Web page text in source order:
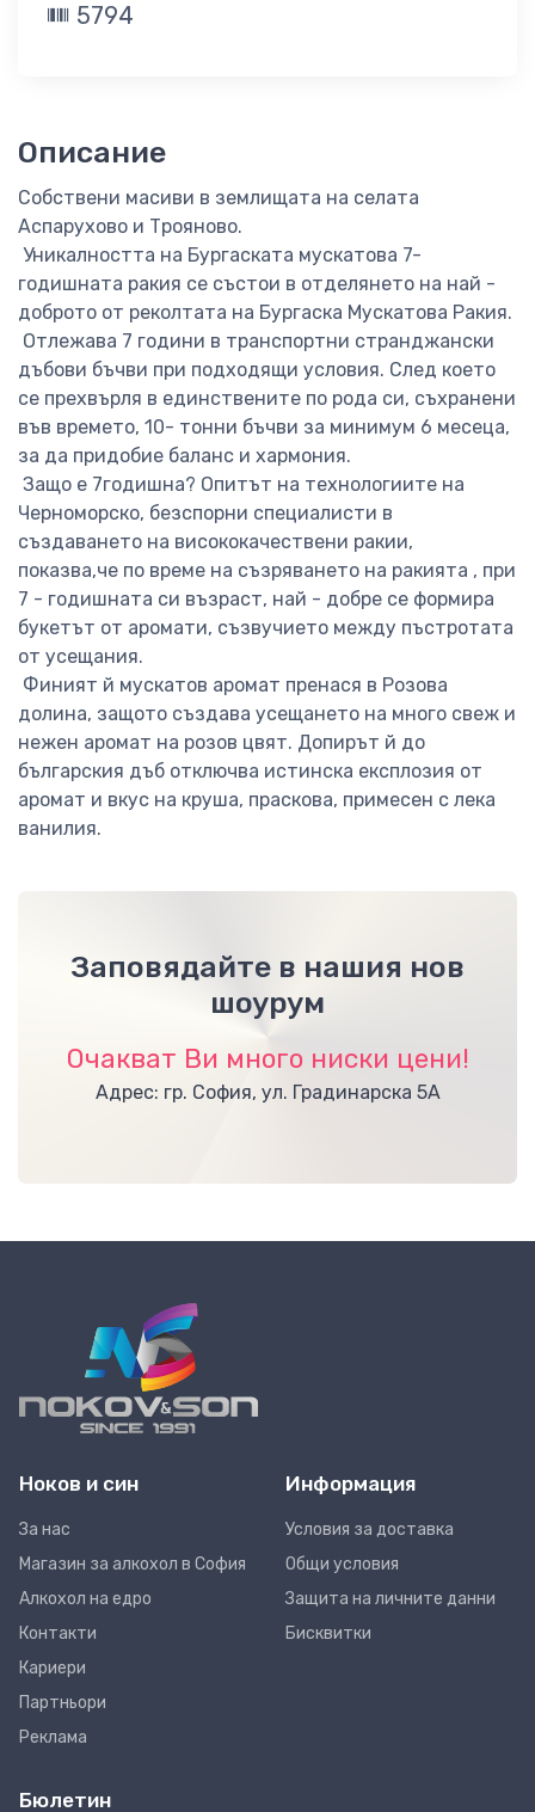
5794
Описание
Собствени масиви в землищата на селата
Аспарухово и Трояново.
Уникалността на Бургаската мускатова 7-
годишната ракия се състои в отделянето на най -
доброто от реколтата на Бургаска Мускатова Ракия.
Отлежава 7 години в транспортни странджански
дъбови бъчви при подходящи условия. След което
се прехвърля в единствените по рода си, съхранени
във времето, 10- тонни бъчви за минимум 6 месеца,
за да придобие баланс и хармония.
Защо е 7годишна? Опитът на технологиите на
Черноморско, безспорни специалисти в
създаването на висококачествени ракии,
показва,че по време на съзряването на ракията , при
7 - годишната си възраст, най - добре се формира
букетът от аромати, съзвучието между пъстротата
от усещания.
Финият й мускатов аромат пренася в Розова
долина, защото създава усещането на много свеж и
нежен аромат на розов цвят. Допирът й до
българския дъб отключва истинска експлозия от
аромат и вкус на круша, праскова, примесен с лека
ванилия.
Заповядайте в нашия нов
шоурум
Очакват Ви много ниски цени!
Адрес: гр. София, ул. Градинарска 5А
Ноков и син
За нас
Магазин за алкохол в София
Алкохол на едро
Контакти
Кариери
Партньори
Реклама
Информация
Условия за доставка
Общи условия
Защита на личните данни
Бисквитки
Бюлетин